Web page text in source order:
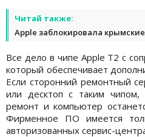
Читай также:
Apple заблокировала
Все дело в чипе Apple T2 с
который обеспечивает
Если сторонний ремонтный
или десктоп с таким
ремонт и компьютер
Фирменное ПО имеется
авторизованных сервис-